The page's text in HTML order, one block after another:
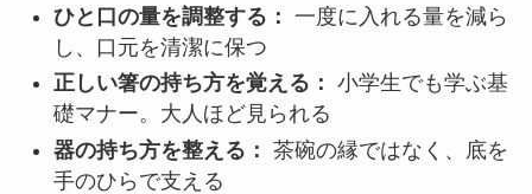
ひと口の量を調整する： 一度に入れる量を減ら
し、口元を清潔に保つ
正しい箸の持ち方を覚える： 小学生でも学ぶ基
礎マナー。大人ほど見られる
器の持ち方を整える： 茶碗の縁ではなく、底を
手のひらで支える